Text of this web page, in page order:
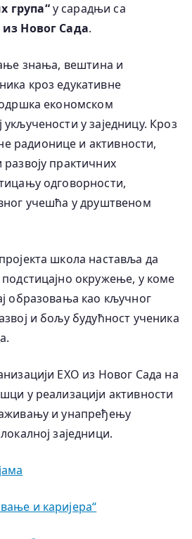
група“у сарадњи са
Новог Сада.
знања, вештина и
кроз едукативне
економском
у заједницу. Кроз
радионице и активности,
практичних
одговорности,
учешћа у друштвеном
школа наставља да
окружење, у коме
образовања као кључног
и бољу будућност ученика
ЕХО из Новог Сада на
у реализацији активности
и унапређењу
заједници.
и каријера“